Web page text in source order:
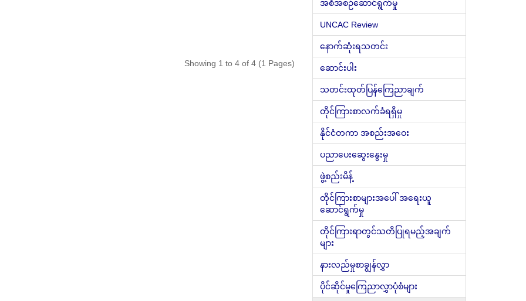
Showing 1 to 4 of 4 (1 Pages)
အစီအစဉ်ဆောင်ရွက်မှု
UNCAC Review
နောက်ဆုံးရသတင်း
ဆောင်းပါး
သတင်းထုတ်ပြန်ကြေညာချက်
တိုင်ကြားစာလက်ခံရရှိမှု
နိုင်ငံတကာ အစည်းအဝေး
ပညာပေးဆွေးနွေးမှု
ဖွဲ့စည်းမိန့်
တိုင်ကြားစာများအပေါ် အရေးယူ
ဆောင်ရွက်မှု
တိုင်ကြားရာတွင်သတိပြုရမည့်အချက်
များ
နားလည်မှုစာချွန်လွှာ
ပိုင်ဆိုင်မှုကြေညာလွှာပုံစံများ